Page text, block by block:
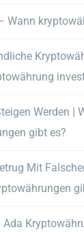
Wann
Werden |
gibt es?
Mit